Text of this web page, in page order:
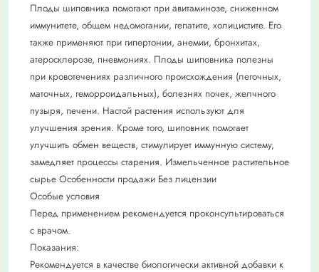
Плоды шиповника помогают при авитаминозе, сниженном
иммунитете, общем недомогании, гепатите, холицистите. Его
также применяют при гипертонии, анемии, бронхитах,
атеросклерозе, пневмониях. Плоды шиповника полезны
при кровотечениях различного происхождения (легочных,
маточных, геморроидальных), болезнях почек, желчного
пузыря, печени. Настой растения используют для
улучшения зрения. Кроме того, шиповник помогает
улучшить обмен веществ, стимулирует иммунную систему,
замедляет процессы старения. Измельченное растительное
сырье Особенности продажи Без лицензии
Особые условия
Перед применением рекомендуется проконсультироваться
с врачом.
Показания:
Рекомендуется в качестве биологически активной добавки к